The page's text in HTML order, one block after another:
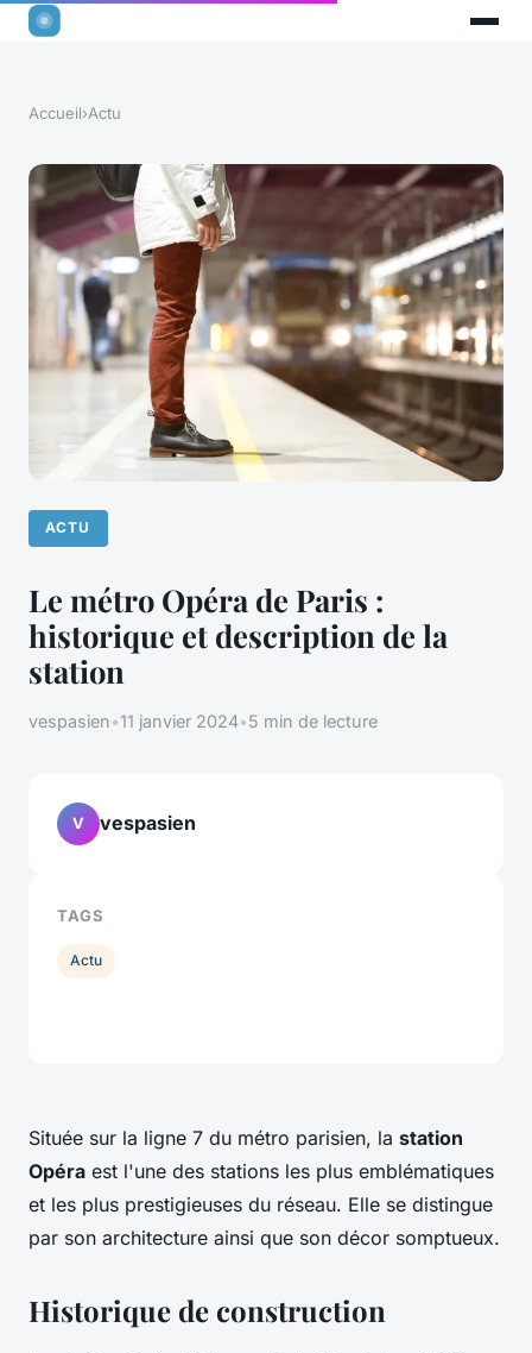
Accueil›Actu
ACTU
Le métro Opéra de Paris :
historique et description de la
station
vespasien•11 janvier 2024•5 min de lecture
Située sur la ligne 7 du métro parisien, la station
Opéra est l'une des stations les plus emblématiques
et les plus prestigieuses du réseau. Elle se distingue
par son architecture ainsi que son décor somptueux.
Historique de construction
V vespasien
TAGS
Actu